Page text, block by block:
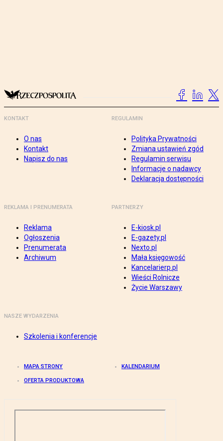
KONTAKT
O nas
Kontakt
Napisz do nas
REGULAMIN
Polityka Prywatności
Zmiana ustawień zgód
Regulamin serwisu
Informacje o nadawcy
Deklaracja dostępności
REKLAMA I PRENUMERATA
Reklama
Ogłoszenia
Prenumerata
Archiwum
PARTNERZY
E-kiosk.pl
E-gazety.pl
Nexto.pl
Mała księgowość
Kancelarierp.pl
Wieści Rolnicze
Życie Warszawy
NASZE WYDARZENIA
Szkolenia i konferencje
MAPA STRONY KALENDARIUM
OFERTA PRODUKTOWA